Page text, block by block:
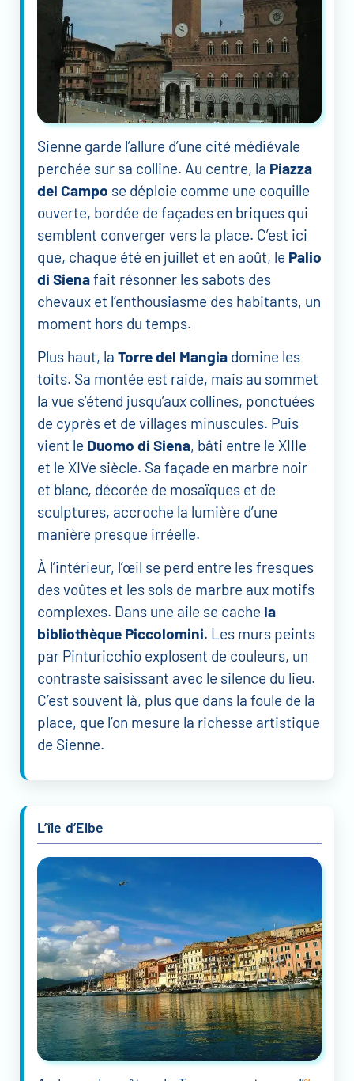
Sienne garde l’allure d’une cité médiévale
perchée sur sa colline. Au centre, la Piazza
del Campo se déploie comme une coquille
ouverte, bordée de façades en briques qui
semblent converger vers la place. C’est ici
que, chaque été en juillet et en août, le Palio
di Sienafait résonner les sabots des
chevaux et l’enthousiasme des habitants, un
moment hors du temps.
Plus haut, la Torre del Mangia domine les
toits. Sa montée est raide, mais au sommet
la vue s’étend jusqu’aux collines, ponctuées
de cyprès et de villages minuscules. Puis
vient le Duomo di Siena, bâti entre le XIIIe
et le XIVe siècle. Sa façade en marbre noir
et blanc, décorée de mosaïques et de
sculptures, accroche la lumière d’une
manière presque irréelle.
À l’intérieur, l’œil se perd entre les fresques
des voûtes et les sols de marbre aux motifs
complexes. Dans une aile se cache la
bibliothèque Piccolomini. Les murs peints
par Pinturicchio explosent de couleurs, un
contraste saisissant avec le silence du lieu.
C’est souvent là, plus que dans la foule de la
place, que l’on mesure la richesse artistique
de Sienne.
L’île d’Elbe